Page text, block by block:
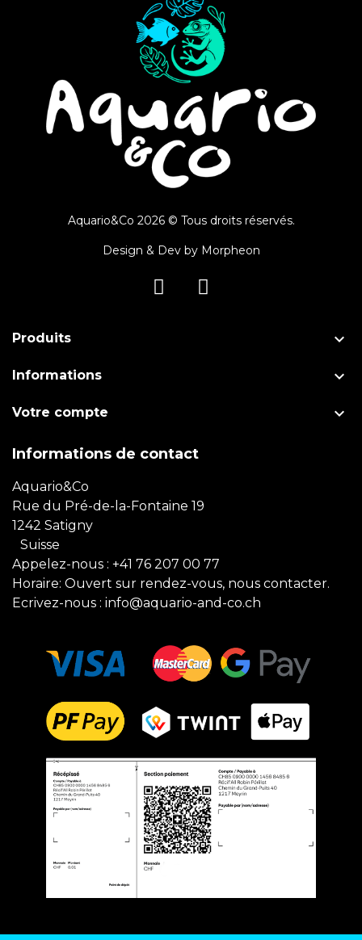
Aquario&Co 2026 © Tous droits réservés.
Design & Dev by Morpheon
Produits 
Informations 
Votre compte 
Informations de contact
Aquario&Co
Rue du Pré-de-la-Fontaine 19
1242 Satigny
Suisse
Appelez-nous : +41 76 207 00 77
Horaire: Ouvert sur rendez-vous, nous contacter.
Ecrivez-nous : info@aquario-and-co.ch